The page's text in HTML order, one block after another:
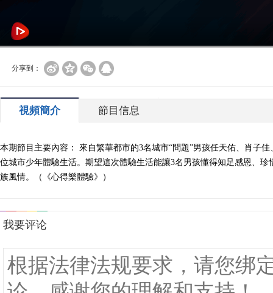
分享到：
視頻簡介 節目信息
本期節目主要內容： 來自繁華都市的3名城市“問題”男孩任天佑、肖子
位城市少年體驗生活。期望這次體驗生活能讓3名男孩懂得知足感恩、
族風情。（《心得樂體驗》）